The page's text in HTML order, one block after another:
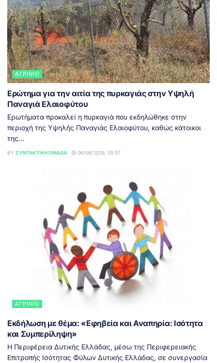
ΑΓΡΊΝΙΟ
Ερώτημα για την αιτία της πυρκαγιάς στην Υψηλή
Παναγιά Ελαιοφύτου
Ερωτήματα προκαλεί η πυρκαγιά που εκδηλώθηκε στην
περιοχή της Υψηλής Παναγιάς Ελαιοφύτου, καθώς κάτοικοι
της...
BY ΣΥΝΤΑΚΤΙΚΉ ΟΜΆΔΑ 06/08/2026, 05:57
ΑΓΡΊΝΙΟ
Εκδήλωση με θέμα: «Εφηβεία και Αναπηρία: Ισότητα
και Συμπερίληψη»
Η Περιφέρεια Δυτικής Ελλάδας, μέσω της Περιφερειακής
Επιτροπής Ισότητας Φύλων Δυτικής Ελλάδας, σε συνεργασία